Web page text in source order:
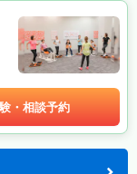
・相談予約